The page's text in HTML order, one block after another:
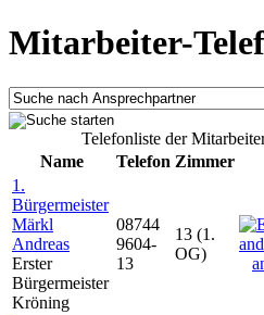
Mitarbeiter-
Telefonliste der
Name
Telefon Zimmer
1.
Bürgermeister
Märkl
Andreas
Erster
Bürgermeister
Kröning
08744
9604-
13
13 (1.
OG)